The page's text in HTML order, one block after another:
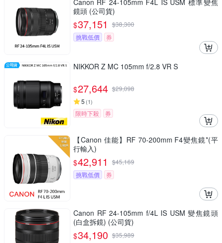
Canon RF 24-105mm F4L IS USM 標準變焦
鏡頭 (公司貨)
$37,151 $38,300
挑戰低價
券
NIKKOR Z MC 105mm f/2.8 VR S
$27,644 $29,098
5 (1)
限時下殺 券
【Canon 佳能】RF 70-200mm F4變焦鏡*(平
行輸入)
$42,911 $45,169
挑戰低價
券
Canon RF 24-105mm f/4L IS USM 變焦鏡頭
(白盒拆鏡) (公司貨)
$34,190 $35,989